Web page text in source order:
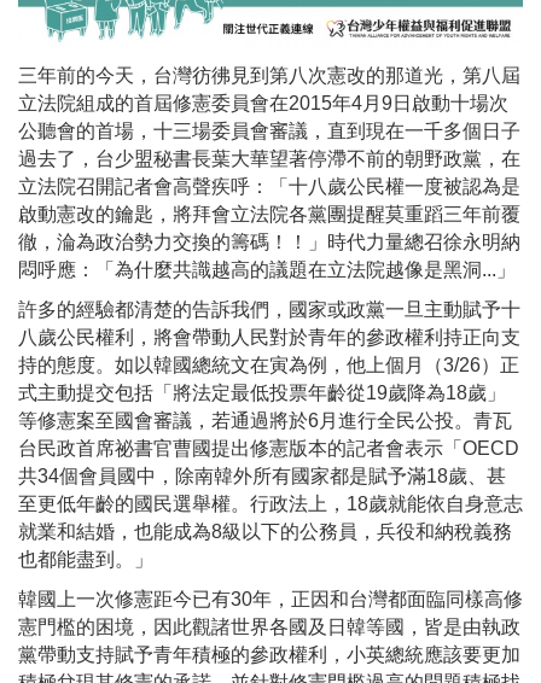
三年前的今天，台灣彷彿見到第八次憲改的那道光，第八屆
立法院組成的首屆修憲委員會在2015年4月9日啟動十場次
公聽會的首場，十三場委員會審議，直到現在一千多個日子
過去了，台少盟秘書長葉大華望著停滯不前的朝野政黨，在
立法院召開記者會高聲疾呼：「十八歲公民權一度被認為是
啟動憲改的鑰匙，將拜會立法院各黨團提醒莫重蹈三年前覆
徹，淪為政治勢力交換的籌碼！！」時代力量總召徐永明納
悶呼應：「為什麼共識越高的議題在立法院越像是黑洞...」
許多的經驗都清楚的告訴我們，國家或政黨一旦主動賦予十
八歲公民權利，將會帶動人民對於青年的參政權利持正向支
持的態度。如以韓國總統文在寅為例，他上個月（3/26）正
式主動提交包括「將法定最低投票年齡從19歲降為18歲」
等修憲案至國會審議，若通過將於6月進行全民公投。青瓦
台民政首席祕書官曹國提出修憲版本的記者會表示「OECD
共34個會員國中，除南韓外所有國家都是賦予滿18歲、甚
至更低年齡的國民選舉權。行政法上，18歲就能依自身意志
就業和結婚，也能成為8級以下的公務員，兵役和納稅義務
也都能盡到。」
韓國上一次修憲距今已有30年，正因和台灣都面臨同樣高修
憲門檻的困境，因此觀諸世界各國及日韓等國，皆是由執政
黨帶動支持賦予青年積極的參政權利，小英總統應該要更加